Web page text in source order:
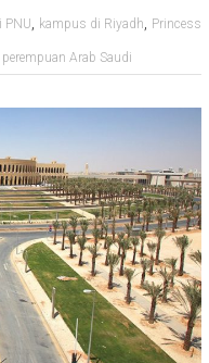
PNU, kampus di Riyadh, Princess
Arab Saudi